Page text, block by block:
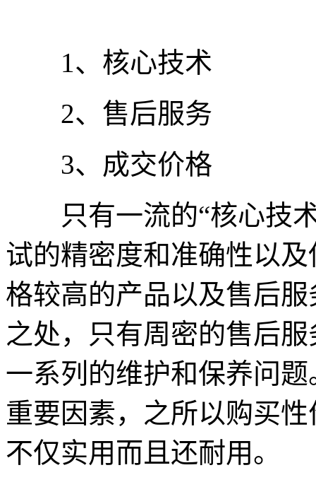
1、核心技术
2、售后服务
3、成交价格
只有一流的“核心技术
试的精密度和准确性以
格较高的产品以及售后
之处，只有周密的售后
一系列的维护和保养问
重要因素，之所以购买
不仅实用而且还耐用。